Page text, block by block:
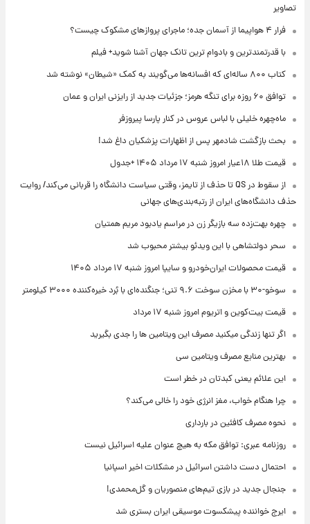
تصاویر
فرار ۴ هواپیما از آسمان جده؛ ماجرای پروازهای مشکوک چیست؟
با قدرتمندترین و بادوام ترین تانک جهان آشنا شوید+ فیلم
کتاب ۸۰۰ ساله‌ای که افسانه‌ها می‌گویند به کمک «شیطان» نوشته شد
توافق ۶۰ روزه برای تنگه هرمز؛ جزئیات جدید از رایزنی ایران و عمان
ماه‌چهره خلیلی با لباس عروس در کنار پارسا پیروزفر
بحث بازگشت شادمهر پس از اظهارات پزشکیان داغ شد!
قیمت طلا ۱۸عیار امروز شنبه ۱۷ مرداد ۱۴۰۵ +جدول
از سقوط در QS تا حذف از تایمز، وقتی سیاست دانشگاه را قربانی می‌کند/ روایت
حذف دانشگاه‌های ایران از رتبه‌بندی‌های جهانی
چهره بهت‌زده سه بازیگر زن در مراسم یادبود مریم همتیان
سحر دولتشاهی با این ویدئو بیشتر محبوب شد
قیمت محصولات ایران‌خودرو و سایپا امروز شنبه ۱۷ مرداد ۱۴۰۵
سوخو-۳۰ با مخزن سوخت ۹.۶ تنی؛ جنگنده‌ای با بُرد خیره‌کننده ۳۰۰۰ کیلومتر
قیمت بیت‌کوین و اتریوم امروز شنبه ۱۷ مرداد
اگر تنها زندگی میکنید مصرف این ویتامین ها را جدی بگیرید
بهترین منابع مصرف ویتامین سی
این علائم یعنی کبدتان در خطر است
چرا هنگام خواب، مغز انرژی خود را خالی می‌کند؟
نحوه مصرف کافئین در بارداری
روزنامه عبری: توافق مکه به هیچ عنوان علیه اسرائیل نیست
احتمال دست داشتن اسرائیل در مشکلات اخیر اسپانیا
جنجال جدید در بازی تیم‌های منصوریان و گل‌محمدی!
ایرج خواننده پیشکسوت موسیقی ایران بستری شد